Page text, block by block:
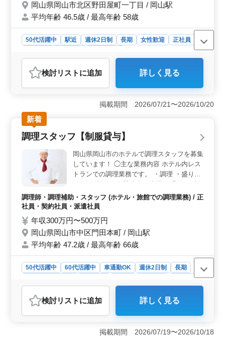
岡山県岡山市北区野田屋町一丁目 / 岡山駅
平均年齢 46.5歳 / 最高年齢 58歳
50代活躍中 駅近 週休2日制 長期 女性歓迎
正社員
おすすめポイント
＜駅近で働くメリット＞ アクセス便利な駅徒歩7分で通
勤が楽です。地元での長期安定勤務に最適です。毎日の
通勤時間を短縮し、仕事とプライベートの充実を図れま
す。岡山駅周辺の便利な環境を活かし、仕事に集中でき
る環境が整っています。 ＜経験を活かせる業務内容
＞ 税務代理から相談まで幅広い業務に携われます。5年
以上の経験を持つ方にとって、これまで培ったスキルや
を生かし、クライアントのニーズに応える税務支援を行
います。 ＜働きやすい環境＞ 週休2日制で年間休日
124日あります。土日祝を含む休日が多く、メリハリのあ
る働き方が実現できます。さらに午前8時50分から午後5
時30分までの定時勤務でプライベートの時間も確保でき
ます。
検討リスト に追加 詳しく見る
掲載期間 2026/07/21〜2026/10/20
新着
調理スタッフ【制服貸与】
岡山県岡山市のホテルで調理スタッフを募集
しています！ ◯主な業務内容 ホテル内レス
トランでの調理業務です。 ・調理 ・盛り付
＊マイカー通勤OK ＊制服貸与 勤務時間、
勤務日は可能な限り相談に応じます！ ライ
調理師・調理補助・スタッフ (ホテル・旅館での調理業務) / 正
社員・契約社員・派遣社員
年収300万円〜500万円
岡山県岡山市中区門田本町 / 岡山駅
平均年齢 47.2歳 / 最高年齢 66歳
50代活躍中 60代活躍中 車通勤OK 週休2日制
長期
派遣社員
おすすめポイント
＜ライフスタイルに合った働き方＞ この求人では、勤
務時間や勤務日を柔軟に相談できる点が魅力です。ライ
検討リスト に追加 詳しく見る
掲載期間 2026/07/19〜2026/10/18